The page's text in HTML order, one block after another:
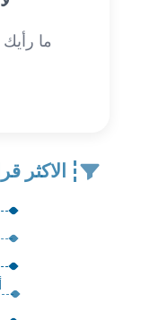
ما
الاكثر